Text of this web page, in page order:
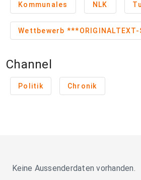
Kommunales NLK
Wettbewerb
Channel
Politik Chronik
Keine Aussenderdaten vorhanden.